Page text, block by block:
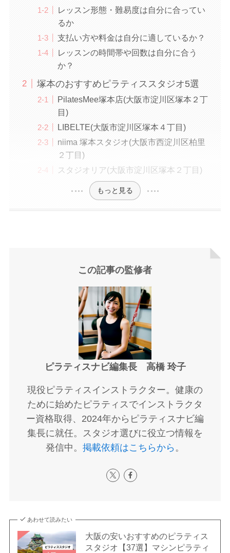
レッスン形態・難易度は自分に合ってい
るか
支払い方や料金は自分に適しているか？
レッスンの時間帯や回数は自分に合う
か？
塚本のおすすめピラティススタジオ5選
PilatesMee塚本店(大阪市淀川区塚本２丁
目)
LIBELTE(大阪市淀川区塚本４丁目)
niima 塚本スタジオ(大阪市西淀川区柏里
２丁目)
スタジオリア(大阪市淀川区塚本２丁目)
もっと見る
この記事の監修者
ピラティスナビ編集長 高橋 玲子
現役ピラティスインストラクター。健康の
ために始めたピラティスでインストラクタ
ー資格取得、2024年からピラティスナビ編
集長に就任。スタジオ選びに役立つ情報を
発信中。 掲載依頼はこちらから 。
あわせて読みたい
大阪の安いおすすめのピラティス
スタジオ【37選】マシンピラティ